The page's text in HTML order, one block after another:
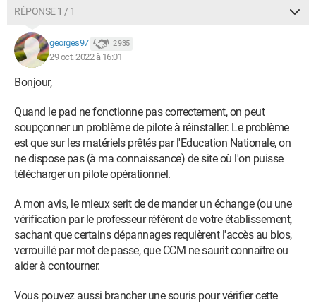
RÉPONSE 1 / 1
georges97 2 935
29 oct. 2022 à 16:01
Bonjour,
Quand le pad ne fonctionne pas correctement, on peut
soupçonner un problème de pilote à réinstaller. Le problème
est que sur les matériels prêtés par l'Education Nationale, on
ne dispose pas (à ma connaissance) de site où l'on puisse
télécharger un pilote opérationnel.
A mon avis, le mieux serit de de mander un échange (ou une
vérification par le professeur référent de votre établissement,
sachant que certains dépannages requièrent l'accès au bios,
verrouillé par mot de passe, que CCM ne saurit connaître ou
aider à contourner.
Vous pouvez aussi brancher une souris pour vérifier cette